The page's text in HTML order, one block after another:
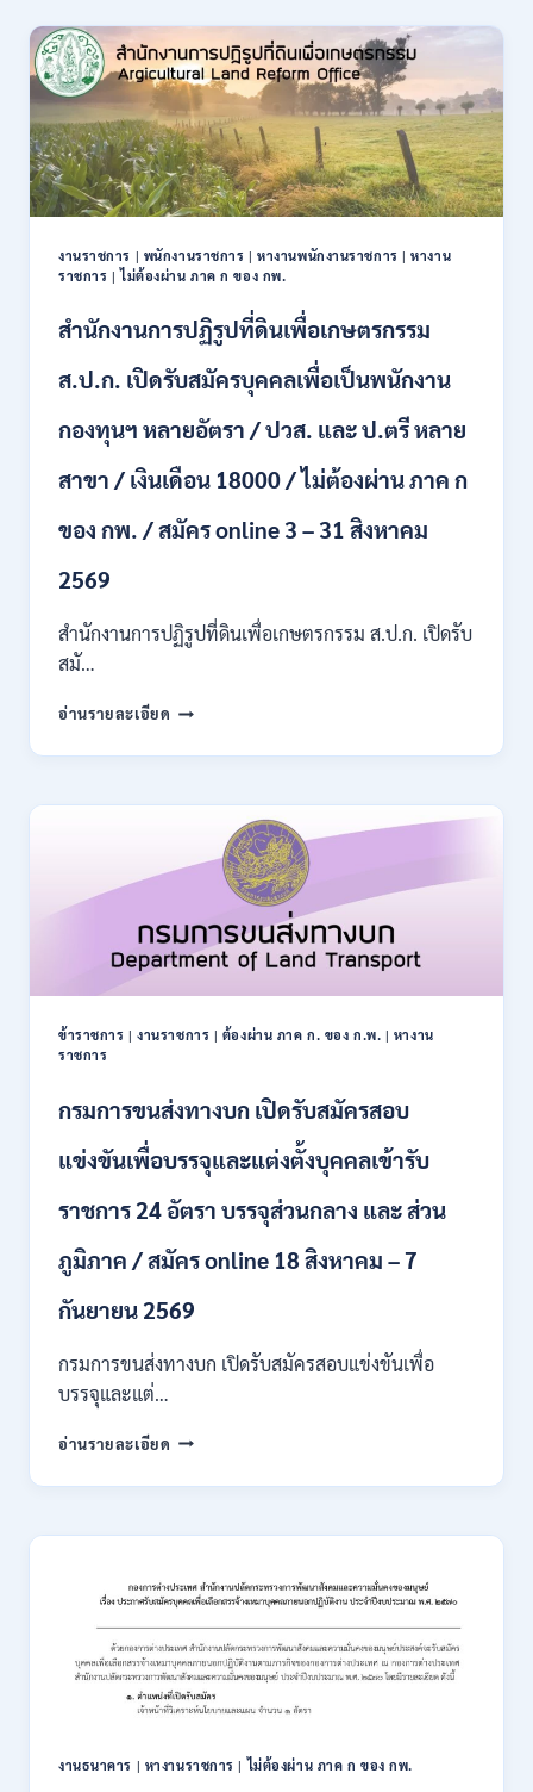
สอบ
เป็น
ข้าราชการ
56
อัตรา
หลาย
ตำแหน่ง
/
ปวช.
ป.ตรี
หลาย
/
ต้อง
ภาค
ของ
/
–
28780
10
21
2569
งานราชการ | พนักงานราชการ |หางานพนักงานราชการ |หางาน
ราชการ |ไม่ต้องผ่าน ภาค ก ของ กพ.
สำนักงานการปฏิรูปที่ดินเพื่อเกษตรกรรม
ส.ป.ก. เปิดรับสมัครบุคคลเพื่อเป็นพนักงาน
กองทุนฯ หลายอัตรา / ปวส. และ ป.ตรี หลาย
สาขา / เงินเดือน 18000 / ไม่ต้องผ่าน ภาค ก
ของ กพ. / สมัคร online 3 – 31 สิงหาคม
2569
สำนักงานการปฏิรูปที่ดินเพื่อเกษตรกรรม ส.ป.ก. เปิดรับ
สมั…
อ่านรายละเอียด สำนักงาน
ปฏิรูป
เพื่อ
เกษตรกรรม
เปิด
สมัคร
บุคคล
เพื่อ
เป็น
กอง
อัตรา
ปวส.
ป.ตรี
สาขา
เงิน
/
ผ่าน
กพ.
สมัคร
ONLINE
–
31
สิงหาคม
ข้าราชการ |งานราชการ | ต้องผ่าน ภาค ก. ของ ก.พ. | หางาน
ราชการ
กรมการขนส่งทางบก เปิดรับสมัครสอบ
แข่งขันเพื่อบรรจุและแต่งตั้งบุคคลเข้ารับ
ราชการ 24 อัตรา บรรจุส่วนกลาง และ ส่วน
ภูมิภาค / สมัคร online 18 สิงหาคม – 7
กันยายน 2569
กรมการขนส่งทางบก เปิดรับสมัครสอบแข่งขันเพื่อ
บรรจุและแต่…
อ่านรายละเอียด กรม
ขนส่ง
บก
รับ
สมัคร
สอบ
แข่งขัน
เพื่อ
บรรจุ
ตั้ง
งานธนาคาร | หางานราชการ |ไม่ต้องผ่าน ภาค ก ของ กพ.